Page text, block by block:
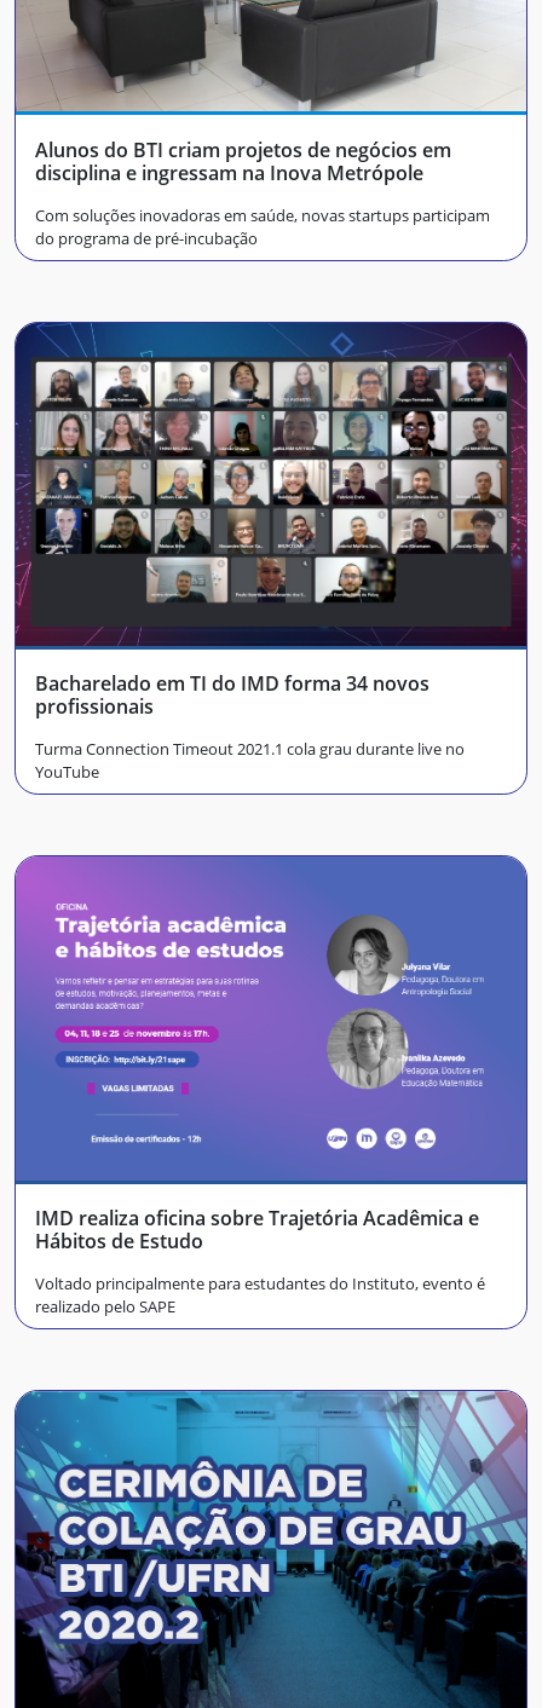
Alunos do BTI criam projetos de negócios em
disciplina e ingressam na Inova Metrópole
Com soluções inovadoras em saúde, novas startups participam
do programa de pré-incubação
Bacharelado em TI do IMD forma 34 novos
profissionais
Turma Connection Timeout 2021.1 cola grau durante live no
YouTube
IMD realiza oficina sobre Trajetória Acadêmica e
Hábitos de Estudo
Voltado principalmente para estudantes do Instituto, evento é
realizado pelo SAPE